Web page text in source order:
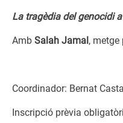
La tragèdia del genocidi
Amb Salah Jamal, metge
Coordinador: Bernat
Inscripció prèvia